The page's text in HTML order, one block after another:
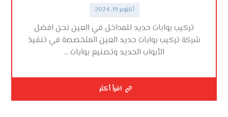
أكتوبر 19, 2024
تركيب بوابات حديد للمداخل في العين نحن افضل
شركة تركيب بوابات حديد العين المتخصصة في تنفيذ
الأبواب الحديد وتصنيع بوابات ...
اقرأ أكثر